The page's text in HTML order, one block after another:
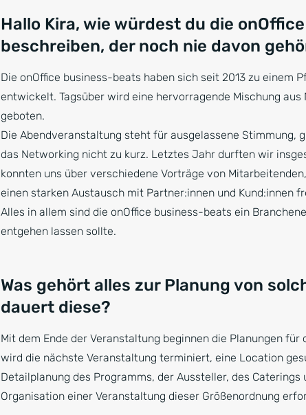
Hallo Kira, wie würdest du die
beschreiben, der noch nie davon
Die onOffice business-beats haben sich seit 2013 zu einem
entwickelt. Tagsüber wird eine hervorragende Mischung
geboten.
Die Abendveranstaltung steht für ausgelassene Stimmung,
das Networking nicht zu kurz. Letztes Jahr durften wir
konnten uns über verschiedene Vorträge von
einen starken Austausch mit Partner:innen und Kund:innen
Alles in allem sind die onOffice business-beats ein
entgehen lassen sollte.
Was gehört alles zur Planung von
dauert diese?
Mit dem Ende der Veranstaltung beginnen die Planungen
wird die nächste Veranstaltung terminiert, eine Location
Detailplanung des Programms, der Aussteller, des
Organisation einer Veranstaltung dieser Größenordnung